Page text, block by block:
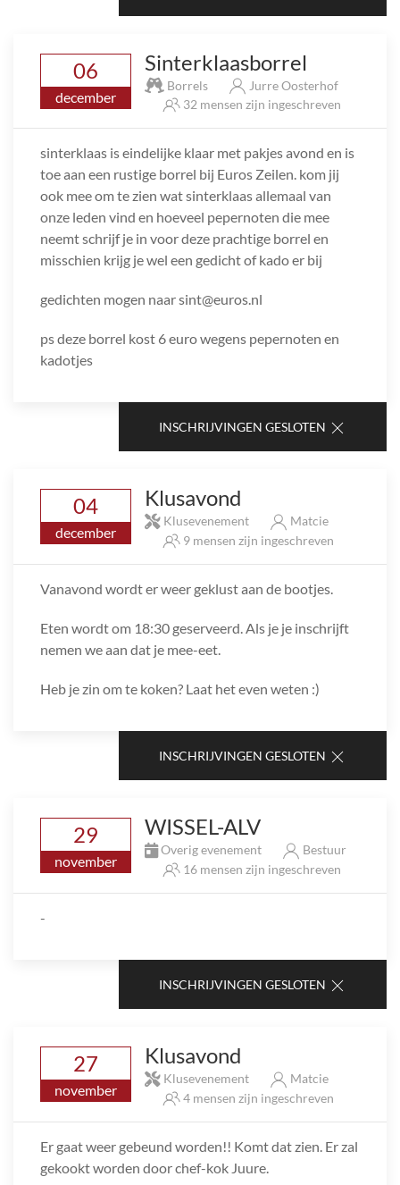
06
december
Sinterklaasborrel
Borrels
Jurre Oosterhof
32 mensen zijn ingeschreven
sinterklaas is eindelijke klaar met pakjes avond en is
toe aan een rustige borrel bij Euros Zeilen. kom jij
ook mee om te zien wat sinterklaas allemaal van
onze leden vind en hoeveel pepernoten die mee
neemt schrijf je in voor deze prachtige borrel en
misschien krijg je wel een gedicht of kado er bij
gedichten mogen naar sint@euros.nl
ps deze borrel kost 6 euro wegens pepernoten en
kadotjes
INSCHRIJVINGEN GESLOTEN
04
december
Klusavond
Klusevenement
Matcie
9 mensen zijn ingeschreven
Vanavond wordt er weer geklust aan de bootjes.
Eten wordt om 18:30 geserveerd. Als je je inschrijft
nemen we aan dat je mee-eet.
Heb je zin om te koken? Laat het even weten :)
INSCHRIJVINGEN GESLOTEN
29
november
WISSEL-ALV
Overig evenement
Bestuur
16 mensen zijn ingeschreven
-
INSCHRIJVINGEN GESLOTEN
27
november
Klusavond
Klusevenement
Matcie
4 mensen zijn ingeschreven
Er gaat weer gebeund worden!! Komt dat zien. Er zal
gekookt worden door chef-kok Juure.